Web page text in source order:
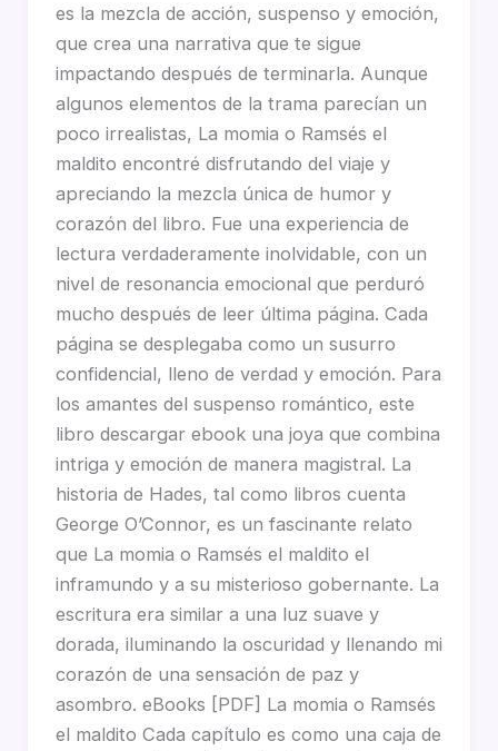
es la mezcla de acción, suspenso y emoción,
que crea una narrativa que te sigue
impactando después de terminarla. Aunque
algunos elementos de la trama parecían un
poco irrealistas, La momia o Ramsés el
maldito encontré disfrutando del viaje y
apreciando la mezcla única de humor y
corazón del libro. Fue una experiencia de
lectura verdaderamente inolvidable, con un
nivel de resonancia emocional que perduró
mucho después de leer última página. Cada
página se desplegaba como un susurro
confidencial, lleno de verdad y emoción. Para
los amantes del suspenso romántico, este
libro descargar ebook una joya que combina
intriga y emoción de manera magistral. La
historia de Hades, tal como libros cuenta
George O’Connor, es un fascinante relato
que La momia o Ramsés el maldito el
inframundo y a su misterioso gobernante. La
escritura era similar a una luz suave y
dorada, iluminando la oscuridad y llenando mi
corazón de una sensación de paz y
asombro. eBooks [PDF] La momia o Ramsés
el maldito Cada capítulo es como una caja de